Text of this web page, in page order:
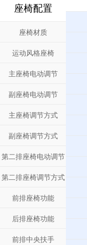
座椅配置
座椅材质
运动风格座椅
主座椅电动调节
副座椅电动调节
主座椅调节方式
副座椅调节方式
第二排座椅电动调节
第二排座椅调节方式
前排座椅功能
后排座椅功能
前排中央扶手